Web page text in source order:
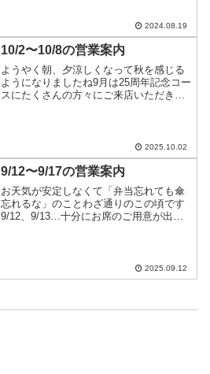
2024.08.19
10/2〜10/8の営業案内
ようやく朝、夕涼しくなって秋を感じる
ようになりましたね9月は25周年記念コー
スにたくさんの方々にご来店いただき、
2025.10.02
9/12〜9/17の営業案内
お天気が安定しなくて「弁当忘れても傘
忘れるな」のことわざ通りのこの頃です
9/12、9/13…十分にお席のご用意が出来
2025.09.12